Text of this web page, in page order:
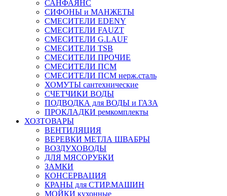
САНФАЯНС
СИФОНЫ и МАНЖЕТЫ
СМЕСИТЕЛИ EDENY
СМЕСИТЕЛИ FAUZT
СМЕСИТЕЛИ G.LAUF
СМЕСИТЕЛИ TSB
СМЕСИТЕЛИ ПРОЧИЕ
СМЕСИТЕЛИ ПСМ
СМЕСИТЕЛИ ПСМ нерж.сталь
ХОМУТЫ сантехнические
СЧЕТЧИКИ ВОДЫ
ПОДВОДКА для ВОДЫ и ГАЗА
ПРОКЛАДКИ ремкомплекты
ХОЗТОВАРЫ
ВЕНТИЛЯЦИЯ
ВЕРЕВКИ МЕТЛА ШВАБРЫ
ВОЗДУХОВОДЫ
ДЛЯ МЯСОРУБКИ
ЗАМКИ
КОНСЕРВАЦИЯ
КРАНЫ для СТИР.МАШИН
МОЙКИ кухонные